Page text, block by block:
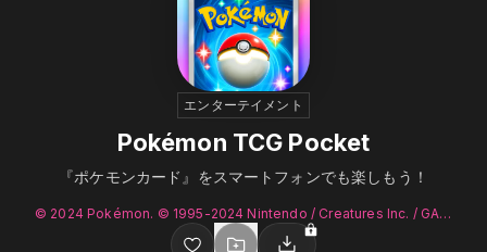
エンターテイメント
Pokémon TCG Pocket
『ポケモンカード』をスマートフォンでも楽しもう！
© 2024 Pokémon. © 1995-2024 Nintendo / Creatures Inc. / GAME FREAK inc. © 2024 DeNA Co., Ltd.